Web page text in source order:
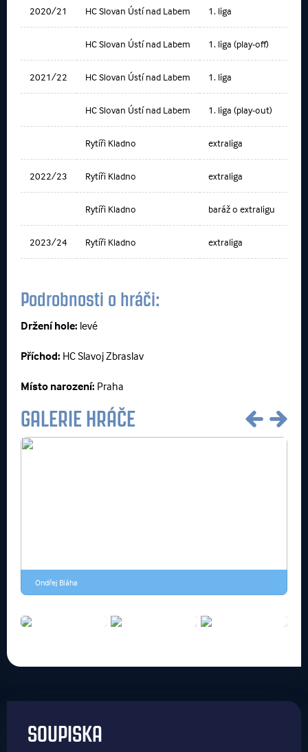
2020/21 HC Slovan Ústí nad Labem 1. liga
HC Slovan Ústí nad Labem 1. liga (play-off)
2021/22 HC Slovan Ústí nad Labem 1. liga
HC Slovan Ústí nad Labem 1. liga (play-out)
Rytíři Kladno extraliga
2022/23 Rytíři Kladno extraliga
Rytíři Kladno baráž o extraligu
2023/24 Rytíři Kladno extraliga
Podrobnosti o hráči:
Držení hole: levé
Příchod: HC Slavoj Zbraslav
Místo narození: Praha
GALERIE HRÁČE
Ondřej Bláha
SOUPISKA